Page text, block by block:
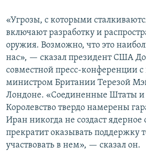
«Угрозы, с которыми
включают разработку и
оружия. Возможно, что это
нас», — сказал президент США
совместной пресс-конференции
министром Британии Терезой
Лондоне. «Соединенные Штаты и
Королевство твердо намерены
Иран никогда не создаст
прекратит оказывать поддержку
участвовать в нем», — сказал он.